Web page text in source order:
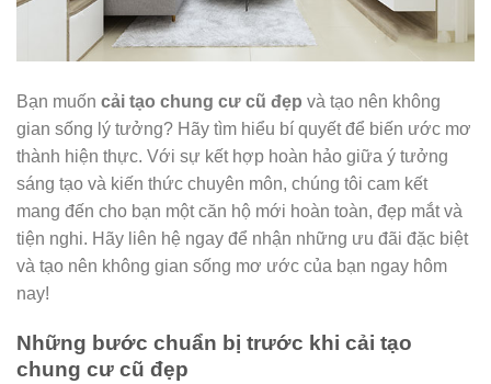
Bạn muốn cải tạo chung cư cũ đẹp và tạo nên không
gian sống lý tưởng? Hãy tìm hiểu bí quyết để biến ước mơ
thành hiện thực. Với sự kết hợp hoàn hảo giữa ý tưởng
sáng tạo và kiến thức chuyên môn, chúng tôi cam kết
mang đến cho bạn một căn hộ mới hoàn toàn, đẹp mắt và
tiện nghi. Hãy liên hệ ngay để nhận những ưu đãi đặc biệt
và tạo nên không gian sống mơ ước của bạn ngay hôm
nay!
Những bước chuẩn bị trước khi cải tạo
chung cư cũ đẹp